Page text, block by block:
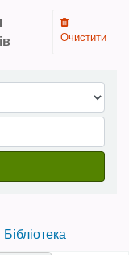
каталог
Очистити
Бібліотека